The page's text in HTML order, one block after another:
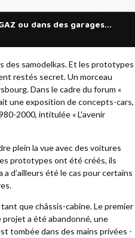
ou dans des garages...
des samodelkas. Et les prototypes
restés secret. Un morceau
Dans le cadre du forum «
une exposition de concepts-cars,
2000, intitulée « L'avenir
plein la vue avec des voitures
prototypes ont été créés, ils
d’ailleurs été le cas pour certains
que châssis-cabine. Le premier
projet a été abandonné, une
tombée dans des mains privées -